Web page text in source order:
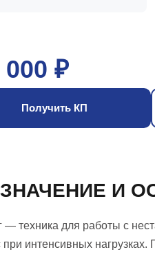
000 ₽
Получить КП
И
техника для работы с
интенсивных